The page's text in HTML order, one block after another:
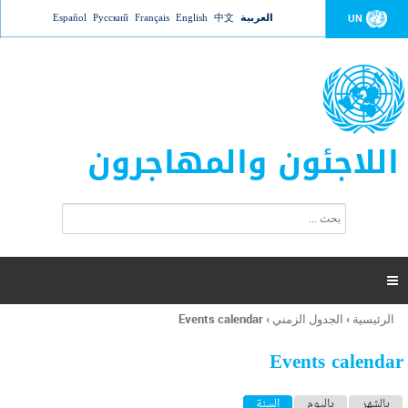
Jump to navigation UN العربية 中文
English
Français
Русский
Español
اللاجئون والمهاجرون
ت
ر
ل
ح
ب

أنت
هنا
الرئيسية › الجدول الزمني ›
Events calendar
Events calendar